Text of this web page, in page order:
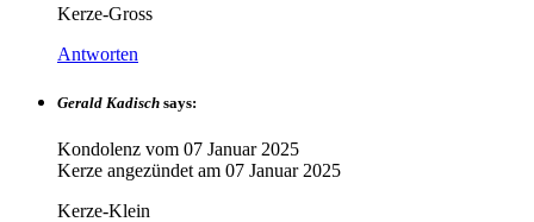
Kerze-Gross
Antworten
Gerald Kadisch says:
Kondolenz vom 07 Januar 2025
Kerze angezündet am 07 Januar 2025
Kerze-Klein